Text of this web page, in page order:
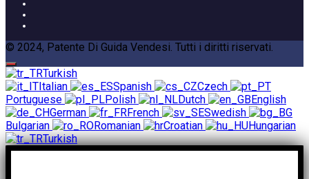
© 2024, Patente Di Guida Vendesi. Tutti i diritti riservati.
Turkish
Italian
Spanish
Czech
Portuguese
Polish Dutch
English
German
French
Swedish
Bulgarian
Romanian Croatian
Hungarian
Turkish